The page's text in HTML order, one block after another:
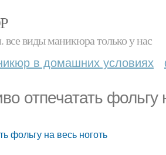
виды маникюра только у нас
в домашних условиях
отпечатать фольгу
фольгу на весь ноготь